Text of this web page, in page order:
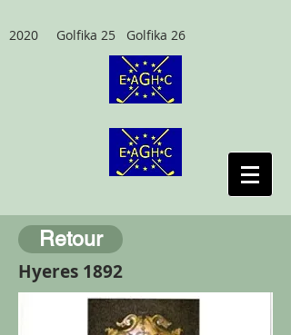
2020 Golfika 25 Golfika 26
Retour
Hyeres 1892